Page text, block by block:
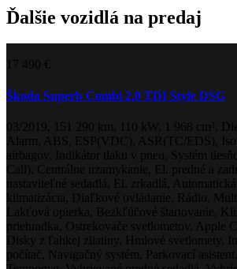
Ďalšie vozidlá na predaj
17 490 €
Škoda Superb Combi 2.0 TDI Style DSG
03/2019, 151 290 km, 110 kW, 1 968 cm³,
Alarm, ABS, ESP(VDC), ASR(TC/EDS),
airbagov, Indikátor tlaku v pneu, Systém
Call), Centrálne uzamykanie, El. predné a
nastaviteľné sedadlá, El. zrkadlá,
klimatizácia, Diaľkové ovládanie, Rádio,
Lakťová opierka, Bezkľúčové štartovanie,
priehradka, Ostrekovače svetlometov, Apple
Disky z ľahkej zliatiny, Hmlové svetlomety,
počítač, Navigačný systém, Parkovací